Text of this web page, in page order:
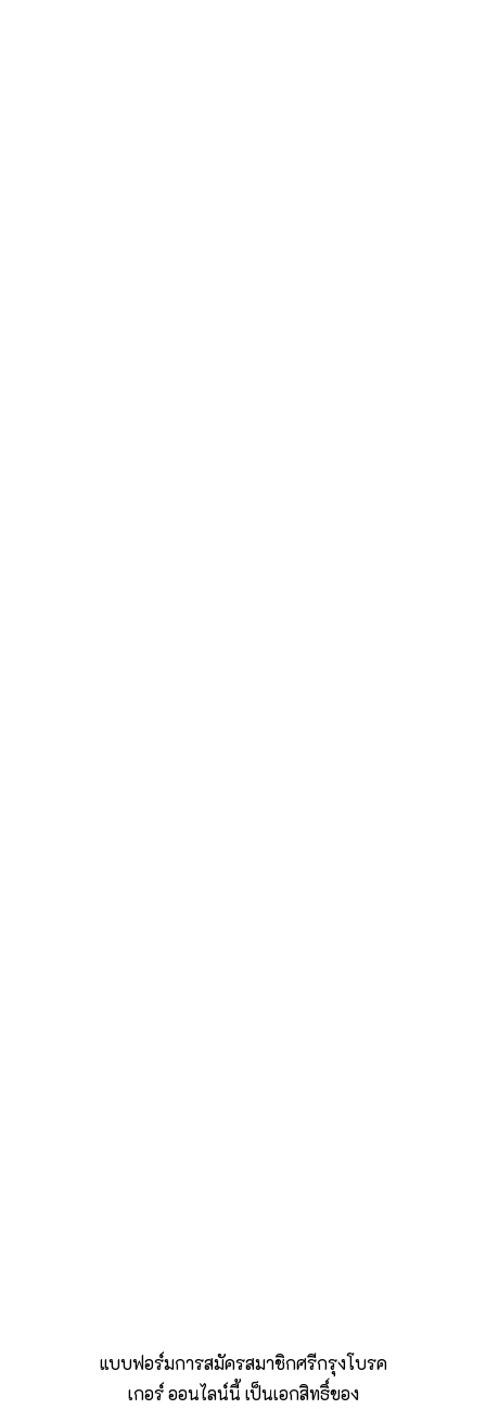
แบบฟอร์มการสมัครสมาชิกศรีกรุงโบรค
เกอร์ ออนไลน์นี้ เป็นเอกสิทธิ์ของ